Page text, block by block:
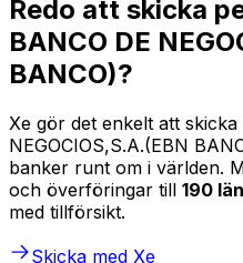
Redo att skicka
BANCO DE
BANCO)?
Xe gör det enkelt att
NEGOCIOS,S.A.(EBN
banker runt om i världen.
och överföringar till 190
med tillförsikt.
Skicka med Xe